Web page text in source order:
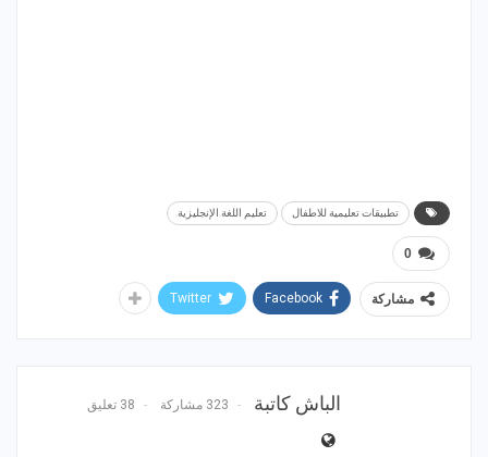
تطبيقات تعليمية للاطفال تعليم اللغة الإنجليزية
0
مشاركة Facebook
Twitter
الباش كاتبة 323 مشاركة 38 تعليق